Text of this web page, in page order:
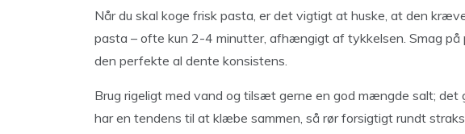
Når du skal koge frisk pasta, er det vigtigt at huske, at den
pasta – ofte kun 2-4 minutter, afhængigt af tykkelsen. Smag på
den perfekte al dente konsistens.
Brug rigeligt med vand og tilsæt gerne en god mængde salt; det
har en tendens til at klæbe sammen, så rør forsigtigt rundt